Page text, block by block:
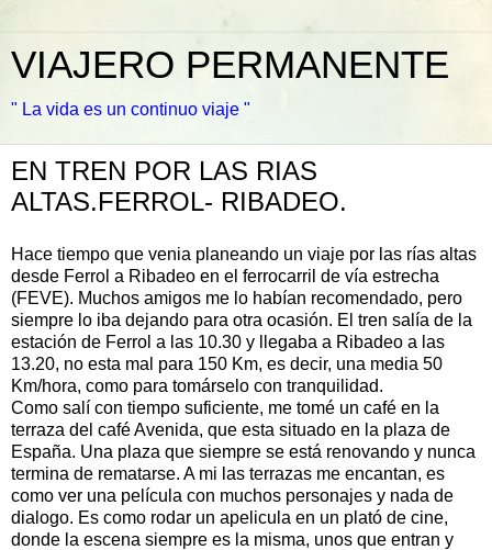
VIAJERO PERMANENTE
" La vida es un continuo viaje "
EN TREN POR LAS RIAS
ALTAS.FERROL- RIBADEO.
Hace tiempo que venia planeando un viaje por las rías altas
desde Ferrol a Ribadeo en el ferrocarril de vía estrecha
(FEVE). Muchos amigos me lo habían recomendado, pero
siempre lo iba dejando para otra ocasión. El tren salía de la
estación de Ferrol a las 10.30 y llegaba a Ribadeo a las
13.20, no esta mal para 150 Km, es decir, una media 50
Km/hora, como para tomárselo con tranquilidad.
Como salí con tiempo suficiente, me tomé un café en la
terraza del café Avenida, que esta situado en la plaza de
España. Una plaza que siempre se está renovando y nunca
termina de rematarse. A mi las terrazas me encantan, es
como ver una película con muchos personajes y nada de
dialogo. Es como rodar un apelicula en un plató de cine,
donde la escena siempre es la misma, unos que entran y